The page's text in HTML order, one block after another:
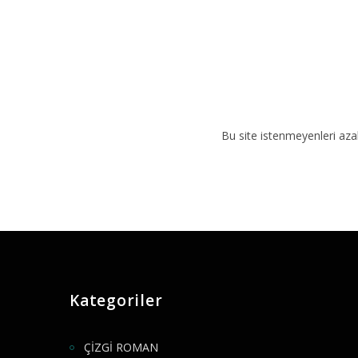
Bu site istenmeyenleri
Kategoriler
ÇİZGİ ROMAN